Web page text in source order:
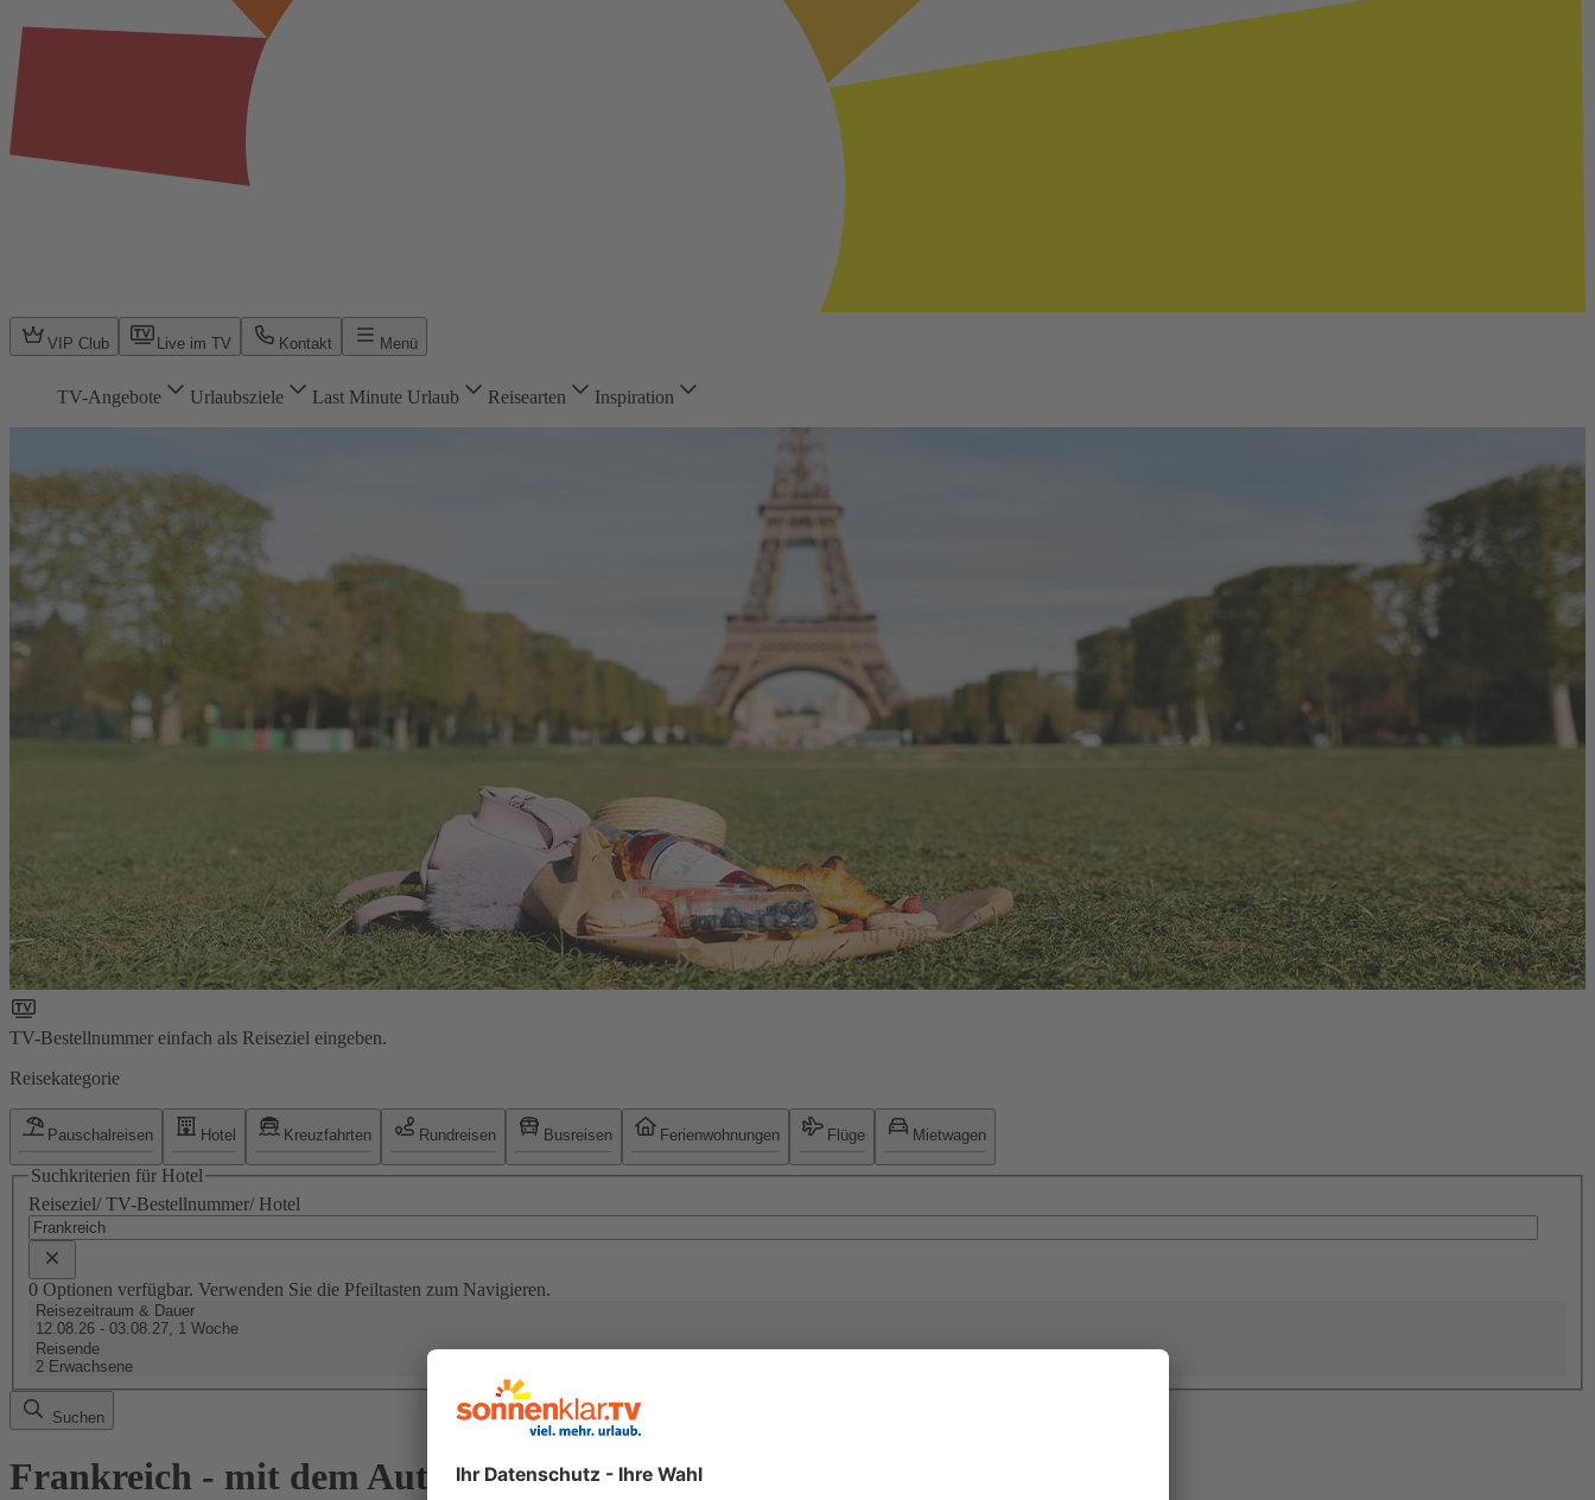
VIP Club Live im TV Kontakt Menü
TV-Angebote Urlaubsziele Last Minute Urlaub Reisearten Inspiration
TV-Bestellnummer einfach als Reiseziel eingeben.
Reisekategorie
Pauschalreisen Hotel Kreuzfahrten Rundreisen Busreisen Ferienwohnungen Flüge Mietwagen
Suchkriterien für Hotel
Reiseziel/ TV-Bestellnummer/ Hotel
0 Optionen verfügbar. Verwenden Sie die Pfeiltasten zum Navigieren.
Reisezeitraum & Dauer
12.08.26 - 03.08.27, 1 Woche
Reisende
2 Erwachsene
Suchen
Frankreich - mit dem Auto in den Urlaub